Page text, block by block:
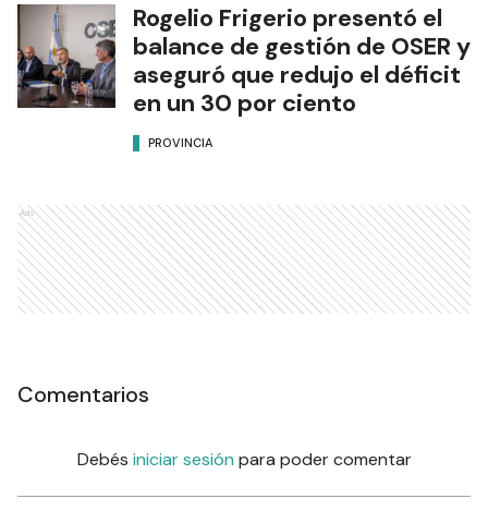
Rogelio Frigerio presentó el
balance de gestión de OSER y
aseguró que redujo el déficit
en un 30 por ciento
PROVINCIA
Ads
Comentarios
Debés iniciar sesión para poder comentar